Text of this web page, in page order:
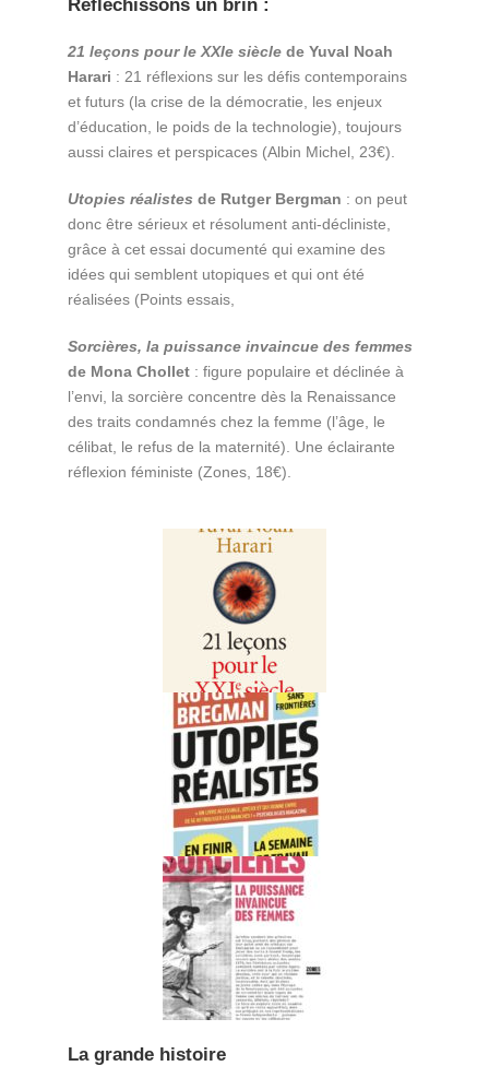
Réfléchissons un brin :
21 leçons pour le XXIe siècle de Yuval Noah
Harari : 21 réflexions sur les défis contemporains
et futurs (la crise de la démocratie, les enjeux
d’éducation, le poids de la technologie), toujours
aussi claires et perspicaces (Albin Michel, 23€).
Utopies réalistes de Rutger Bergman : on peut
donc être sérieux et résolument anti-décliniste,
grâce à cet essai documenté qui examine des
idées qui semblent utopiques et qui ont été
réalisées (Points essais,
Sorcières, la puissance invaincue des femmes
de Mona Chollet : figure populaire et déclinée à
l’envi, la sorcière concentre dès la Renaissance
des traits condamnés chez la femme (l’âge, le
célibat, le refus de la maternité). Une éclairante
réflexion féministe (Zones, 18€).
La grande histoire